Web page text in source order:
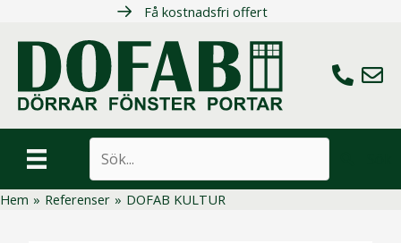
innehåll
Få kostnadsfri offert
Ring oss
Maila
Hem » Referenser » DOFAB KULTUR